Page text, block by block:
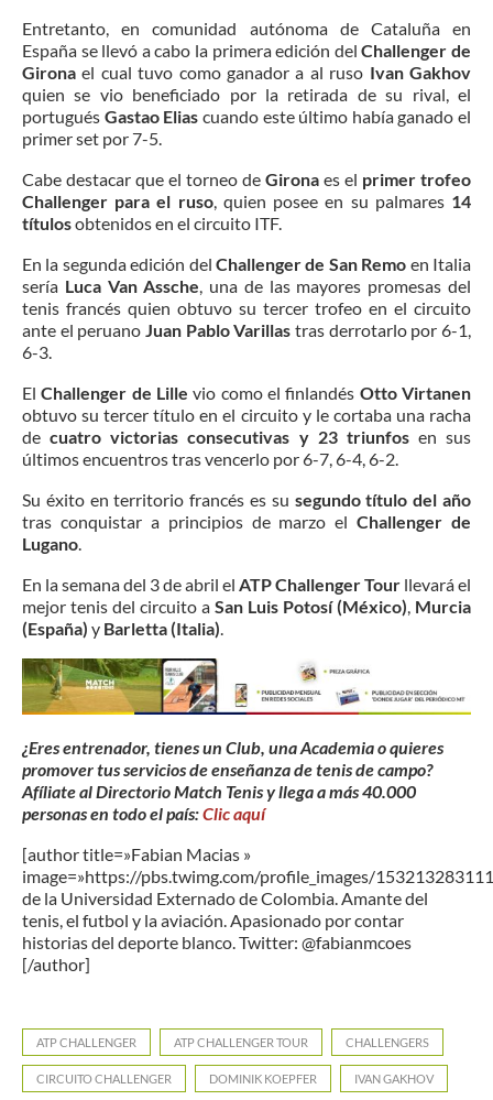
Entretanto, en comunidad autónoma de Cataluña en
España se llevó a cabo la primera edición delChallenger de
Girona el cual tuvo como ganador a al ruso Ivan Gakhov
quien se vio beneficiado por la retirada de su rival, el
portugués Gastao Elias cuando este último había ganado el
primer set por 7-5.
Cabe destacar que el torneo de Girona es el primer trofeo
Challenger para el ruso, quien posee en su palmares 14
títulosobtenidos en el circuito ITF.
En la segunda edición del Challenger de San Remo en Italia
sería Luca Van Assche , una de las mayores promesas del
tenis francés quien obtuvo su tercer trofeo en el circuito
ante el peruano Juan Pablo Varillas tras derrotarlo por 6-1,
6-3.
El Challenger de Lille vio como el finlandés Otto Virtanen
obtuvo su tercer título en el circuito y le cortaba una racha
de cuatro victorias consecutivas y 23 triunfosen sus
últimos encuentros tras vencerlo por 6-7, 6-4, 6-2.
Su éxito en territorio francés es su segundo título del año
tras conquistar a principios de marzo elChallenger de
Lugano
En la semana del 3 de abril el ATP Challenger Tour llevará el
mejor tenis del circuito a San Luis Potosí (México) Murcia
(España) y Barletta (Italia)
¿Eres entrenador, tienes un Club, una Academia o quieres
promover tus servicios de enseñanza de tenis de campo?
Afíliate al Directorio Match Tenis y llega a más 40.000
personas en todo el país:Clic aquí
[author title=»Fabian Macias »
image=»https://pbs.twimg.com/profile_images/
de la Universidad Externado de Colombia. Amante del
tenis, el futbol y la aviación. Apasionado por contar
historias del deporte blanco. Twitter: @fabianmcoes
[/author]
ATP CHALLENGER ATP CHALLENGER TOUR CHALLENGERS
CIRCUITO CHALLENGER DOMINIK KOEPFER IVAN GAKHOV